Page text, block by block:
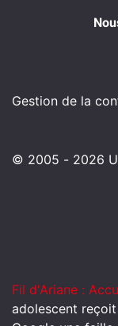
Gestion de la
© 2005 - 2026
Fil d'Ariane :
adolescent